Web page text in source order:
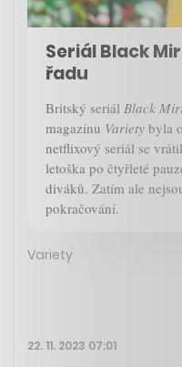
Seriál Black
řadu
Britský seriál Black
magazínu Variety byla
netflixový seriál se
letoška po čtyřleté
diváků. Zatím ale
pokračování.
Variety
22. 11. 2023 07:01